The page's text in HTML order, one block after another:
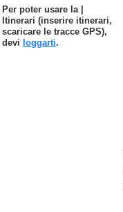
Per poter usare la |
Itinerari (inserire itinerari,
scaricare le tracce GPS),
devi loggarti.